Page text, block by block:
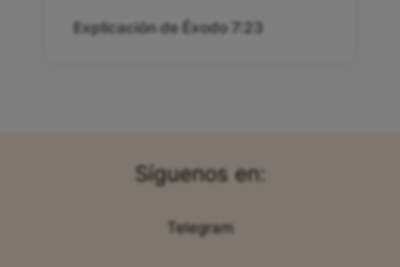
Explicación de Éxodo 7:23
Síguenos en:
Telegram